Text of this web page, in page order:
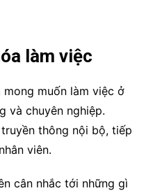
làm việc
muốn làm việc ở
và chuyên nghiệp.
thông nội bộ, tiếp
viên.
cân nhắc tới những gì